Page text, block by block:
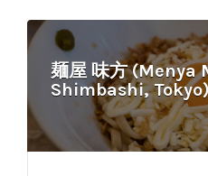
麺屋 味方 (Menya
Shimbashi, Tokyo)